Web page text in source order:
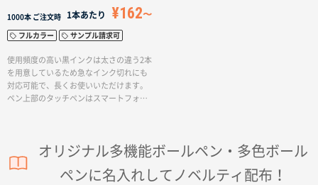
1000本 ご注文時 1本あたり ¥162
フルカラー サンプル請求可
使用頻度の高い黒インクは太さの違う2本
を用意しているため急なインク切れにも
対応可能で、長くお使いいただけます。
ペン上部のタッチペンはスマートフォン
定だったABSを使用しているため、廃棄
き環境にも配慮したサスティナブルな商
オリジナル多機能ボールペン・多色ボール
ペンに名入れしてノベルティ配布！